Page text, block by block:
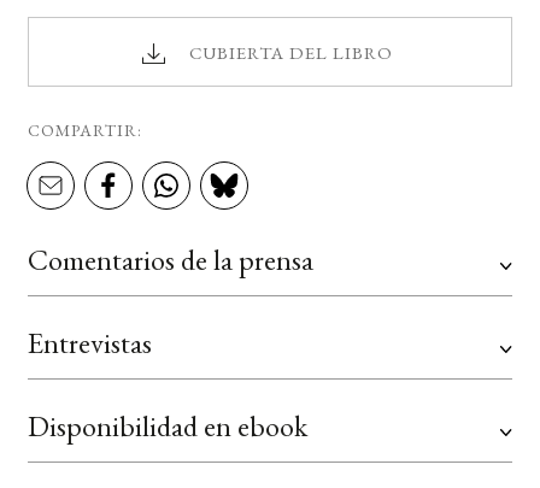
CUBIERTA DEL LIBRO
COMPARTIR:
Comentarios de la prensa
Entrevistas
Disponibilidad en ebook